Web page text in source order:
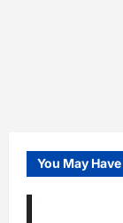
You May